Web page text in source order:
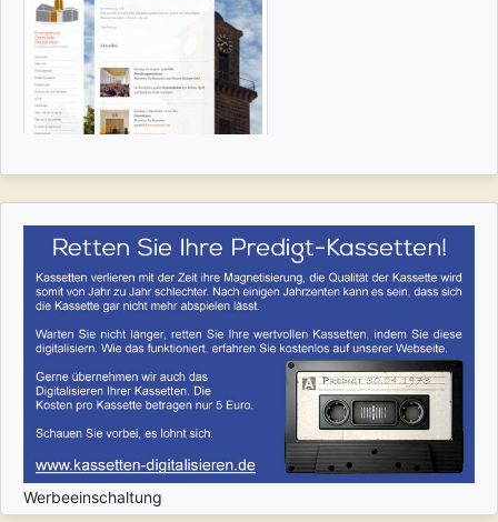
Werbeeinschaltung